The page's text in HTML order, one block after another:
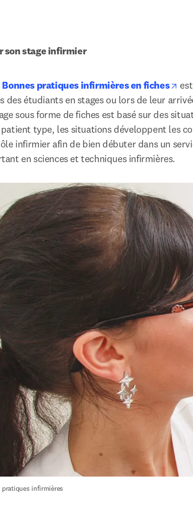
son stage infirmier
Bonnes pratiques infirmières en fiches
des étudiants en stages ou lors de leur
sous forme de fiches est basé sur des
type, les situations développent les
infirmier afin de bien débuter dans un
en sciences et techniques infirmières.
pratiques infirmières